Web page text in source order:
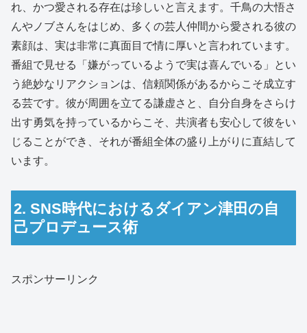
れ、かつ愛される存在は珍しいと言えます。千鳥の大悟さ
んやノブさんをはじめ、多くの芸人仲間から愛される彼の
素顔は、実は非常に真面目で情に厚いと言われています。
番組で見せる「嫌がっているようで実は喜んでいる」とい
う絶妙なリアクションは、信頼関係があるからこそ成立す
る芸です。彼が周囲を立てる謙虚さと、自分自身をさらけ
出す勇気を持っているからこそ、共演者も安心して彼をい
じることができ、それが番組全体の盛り上がりに直結して
います。
2. SNS時代におけるダイアン津田の自
己プロデュース術
スポンサーリンク